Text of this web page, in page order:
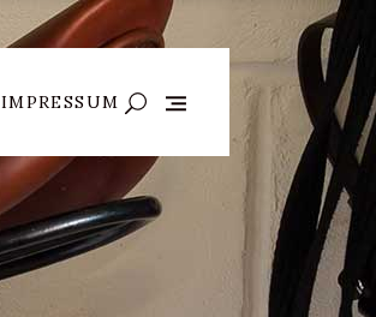
IMPRESSUM